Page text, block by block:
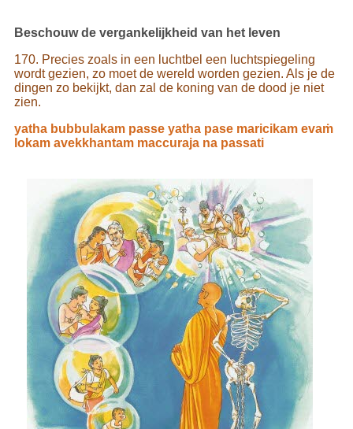
Beschouw de vergankelijkheid van het leven
170. Precies zoals in een luchtbel een luchtspiegeling
wordt gezien, zo moet de wereld worden gezien. Als je de
dingen zo bekijkt, dan zal de koning van de dood je niet
zien.
yatha bubbulakam passe yatha pase maricikam evaṁ
lokam avekkhantam maccuraja na passati